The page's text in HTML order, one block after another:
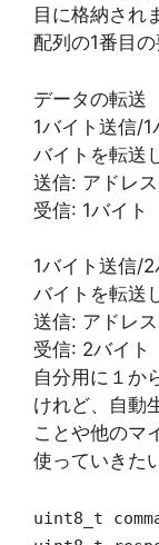
目に格納され
配列の1番目
データの転送
1バイト送信/
バイトを転送
送信: アドレ
受信: 1バイト
1バイト送信/
バイトを転送
送信: アドレ
受信: 2バイト
自分用に１か
けれど、自動
ことや他のマ
使っていきた
uint8_t